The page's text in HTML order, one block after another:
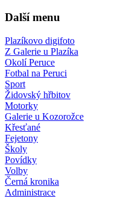
Další menu
Plazíkovo digifoto
Z Galerie u Plazíka
Okolí Peruce
Fotbal na Peruci
Sport
Židovský hřbitov
Motorky
Galerie u Kozorožce
Křesťané
Fejetony
Školy
Povídky
Volby
Černá kronika
Administrace